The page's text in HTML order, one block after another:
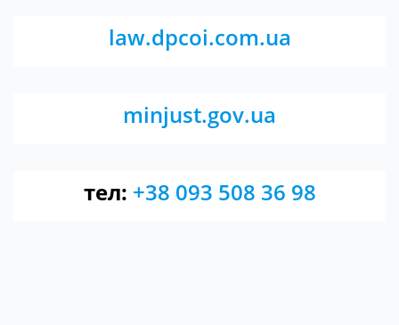
law.dpcoi.com.ua
minjust.gov.ua
тел: +38 093 508 36 98